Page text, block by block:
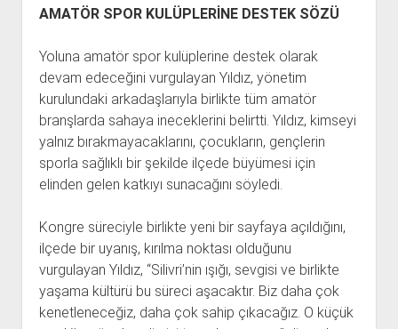
AMATÖR SPOR KULÜPLERİNE DESTEK SÖZÜ
Yoluna amatör spor kulüplerine destek olarak
devam edeceğini vurgulayan Yıldız, yönetim
kurulundaki arkadaşlarıyla birlikte tüm amatör
branşlarda sahaya ineceklerini belirtti. Yıldız, kimseyi
yalnız bırakmayacaklarını, çocukların, gençlerin
sporla sağlıklı bir şekilde ilçede büyümesi için
elinden gelen katkıyı sunacağını söyledi.
Kongre süreciyle birlikte yeni bir sayfaya açıldığını,
ilçede bir uyanış, kırılma noktası olduğunu
vurgulayan Yıldız, “Silivri’nin ışığı, sevgisi ve birlikte
yaşama kültürü bu süreci aşacaktır. Biz daha çok
kenetleneceğiz, daha çok sahip çıkacağız. O küçük